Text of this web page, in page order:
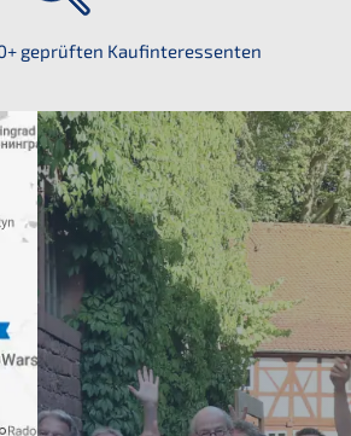
geprüf­ten Kaufinteressenten